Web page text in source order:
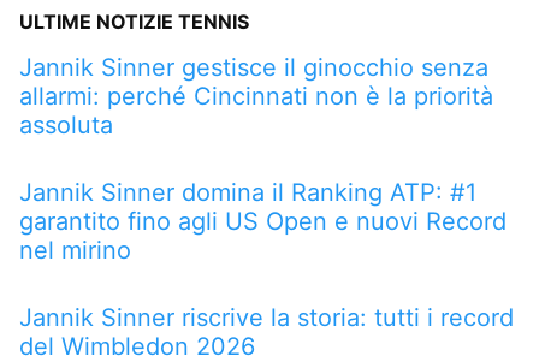
ULTIME NOTIZIE TENNIS
Jannik Sinner gestisce il ginocchio senza
allarmi: perché Cincinnati non è la priorità
assoluta
Jannik Sinner domina il Ranking ATP: #1
garantito fino agli US Open e nuovi Record
nel mirino
Jannik Sinner riscrive la storia: tutti i record
del Wimbledon 2026